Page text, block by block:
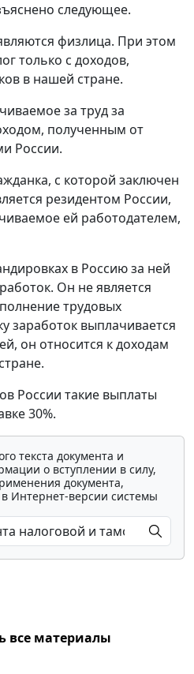
следующее.
физлица. При этом
только с доходов,
в нашей стране.
за труд за
полученным от
России.
с которой заключен
резидентом России,
ей работодателем,
в Россию за ней
Он не является
трудовых
заработок выплачивается
он относится к доходам
России такие выплаты
30%.
текста документа и
о вступлении в силу,
документа,
Интернет-версии системы
все материалы